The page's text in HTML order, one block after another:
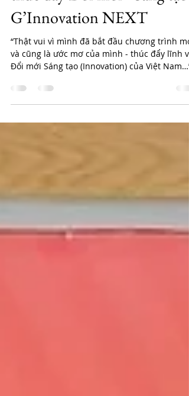
Khởi xướng chương trình
thúc đẩy Đổi mới - Sáng tạo
G’Innovation NEXT
“Thật vui vì mình đã bắt đầu chương trình mới